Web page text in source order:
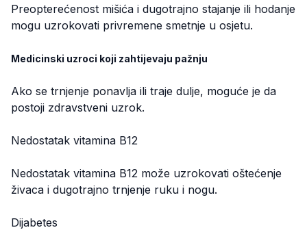
Preopterećenost mišića i dugotrajno stajanje ili hodanje
mogu uzrokovati privremene smetnje u osjetu.
Medicinski uzroci koji zahtijevaju pažnju
Ako se trnjenje ponavlja ili traje dulje, moguće je da
postoji zdravstveni uzrok.
Nedostatak vitamina B12
Nedostatak vitamina B12 može uzrokovati oštećenje
živaca i dugotrajno trnjenje ruku i nogu.
Dijabetes